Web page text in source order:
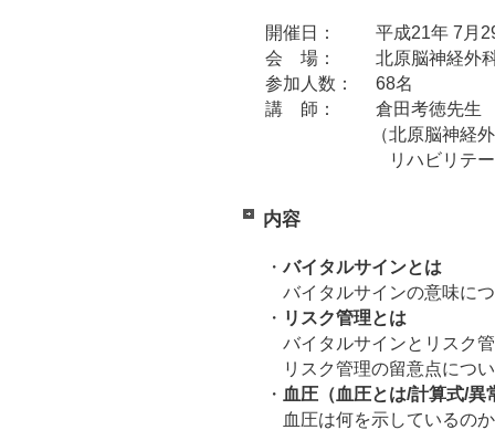
開催日： 平成21年 7月
会 場： 北原脳神経外
参加人数： 68名
講 師： 倉田考徳先生
（北原脳神経外
リハビリテーショ
内容
・バイタルサインとは
バイタルサインの意味に
・ リスク管理とは
バイタルサインとリスク
リスク管理の留意点につ
・ 血圧（血圧とは/計算式/異
血圧は何を示しているの